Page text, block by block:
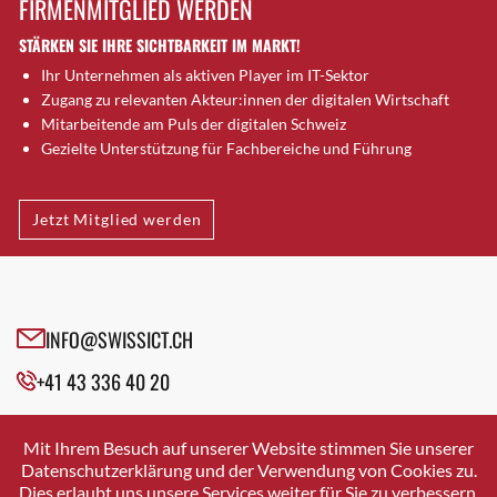
Brütten
Bubendorf
Bubikon
Buchs (SG)
Burgdorf
Bülach
Cazis
Cham
Davos Platz
Davos Platz 1
Dietikon
Dietlikon
FIRMENMITGLIED WERDEN
STÄRKEN SIE IHRE SICHTBARKEIT IM MARKT!
Ihr Unternehmen als aktiven Player im IT-Sektor
Zugang zu relevanten Akteur:innen der digitalen Wirtschaft
Mitarbeitende am Puls der digitalen Schweiz
Gezielte Unterstützung für Fachbereiche und Führung
Jetzt Mitglied werden
INFO@SWISSICT.CH
+41 43 336 40 20
SWISSICT
VULKANSTRASSE 120
8048 ZURICH
Mit Ihrem Besuch auf unserer Website stimmen Sie unserer
Datenschutzerklärung und der Verwendung von Cookies zu.
Dies erlaubt uns unsere Services weiter für Sie zu verbessern.